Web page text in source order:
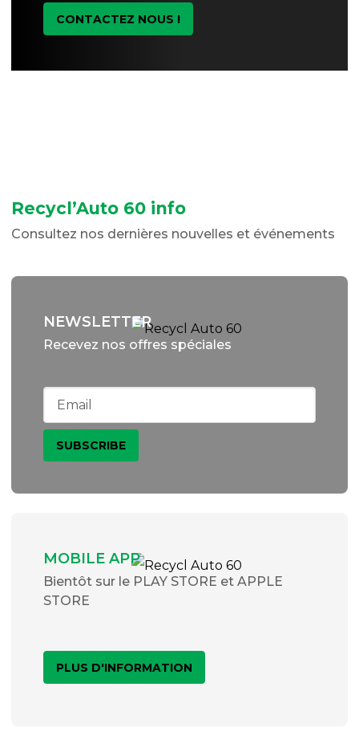
CONTACTEZ NOUS !
Recycl’Auto 60 info
Consultez nos dernières nouvelles et événements
NEWSLETTER
Recevez nos offres spéciales
MOBILE APP
Bientôt sur le PLAY STORE et APPLE
STORE
PLUS D'INFORMATION